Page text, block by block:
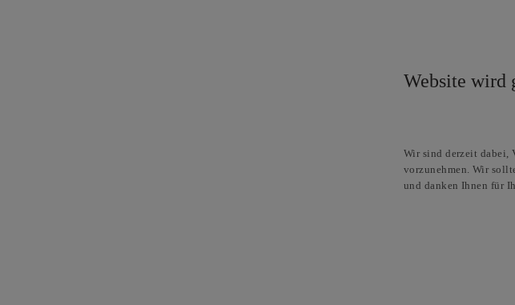
Website wird
Wir sind derzeit dabei,
vorzunehmen. Wir
und danken Ihnen für